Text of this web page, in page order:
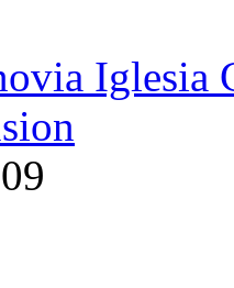
Iglesia